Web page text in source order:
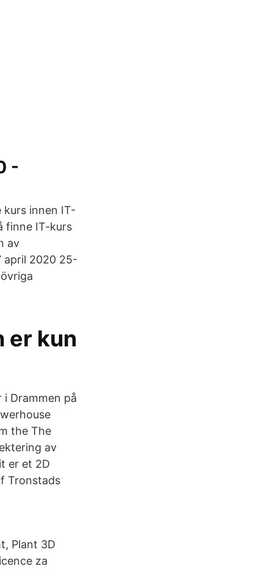
-
kurs innen IT-
finne IT-kurs
av
april 2020 25-
er kun
Drammen på
the The
av
er et 2D
Tronstads
Plant 3D
za